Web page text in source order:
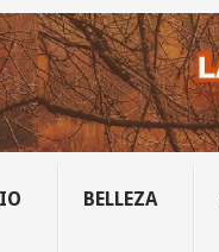
BELLEZA